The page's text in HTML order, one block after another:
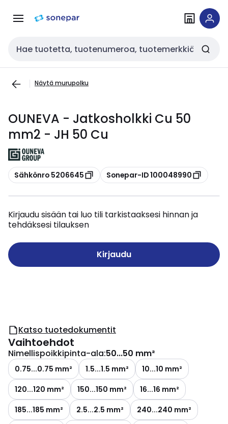
navigointiinsisältöön
Haku
Näytä murupolku
OUNEVA - Jatkosholkki Cu 50
mm2 - JH 50 Cu
Kopioi
Sähkönro 5206645 Kopioi
Sonepar-ID 100048990
Kirjaudu sisään tai luo tili tarkistaaksesi hinnan ja
tehdäksesi tilauksen
Kirjaudu
Katso tuotedokumentit
Vaihtoehdot
Nimellispoikkipinta-ala:50...50 mm²
0.75...0.75 mm² 1.5...1.5 mm²
10...10 mm²
120...120 mm²
150...150 mm²
16...16 mm²
185...185 mm²
2.5...2.5 mm²
240...240 mm²